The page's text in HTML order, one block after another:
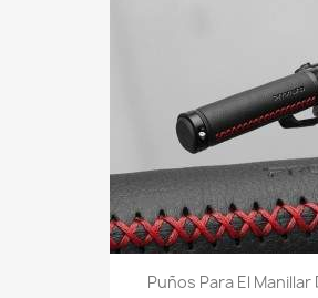
Puños Para El Manillar